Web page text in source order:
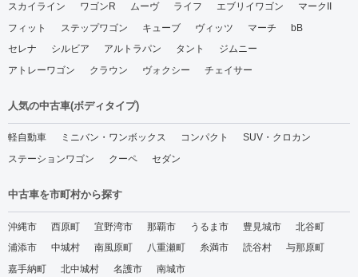
スカイライン ワゴンR ムーヴ ライフ エブリイワゴン
マークII
フィット
ステップワゴン キューブ ヴィッツ マーチ
bB
セレナ
シルビア アルトラパン タント
ジムニー
アトレーワゴン
クラウン ヴォクシー チェイサー
人気の中古車(ボディタイプ)
軽自動車 ミニバン・ワンボックス コンパクト
SUV・クロカン
ステーションワゴン
クーペ セダン
中古車を市町村から探す
沖縄市 西原町 宜野湾市 那覇市 うるま市 豊見城市
北谷町
浦添市
中城村 南風原町 八重瀬町 糸満市 読谷村
与那原町
嘉手納町
北中城村 名護市 南城市